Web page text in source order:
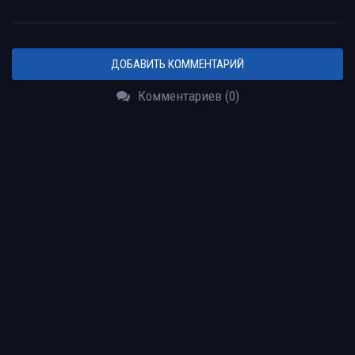
ДОБАВИТЬ КОММЕНТАРИЙ
Комментариев (0)